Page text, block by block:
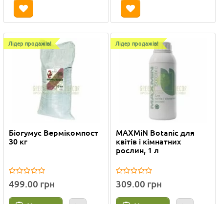
Лідер продажів!
Біогумус Вермікомпост
30 кг
499.00 грн
Лідер продажів!
MAXMiN Botanic для
квітів і кімнатних
рослин, 1 л
309.00 грн